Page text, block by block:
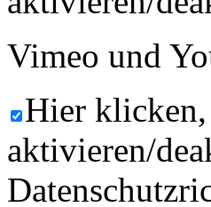
Vimeo und
Hier
aktivieren/